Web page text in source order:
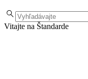
Vitajte na Štandarde